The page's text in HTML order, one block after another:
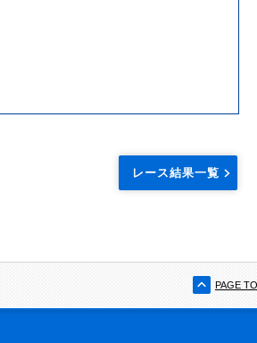
レース結果一覧
PAGE